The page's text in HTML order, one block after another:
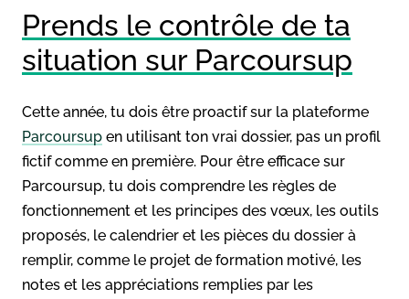
Prends le contrôle de ta
situation sur Parcoursup
Cette année, tu dois être proactif sur la plateforme
Parcoursup en utilisant ton vrai dossier, pas un profil
fictif comme en première. Pour être efficace sur
Parcoursup, tu dois comprendre les règles de
fonctionnement et les principes des vœux, les outils
proposés, le calendrier et les pièces du dossier à
remplir, comme le projet de formation motivé, les
notes et les appréciations remplies par les